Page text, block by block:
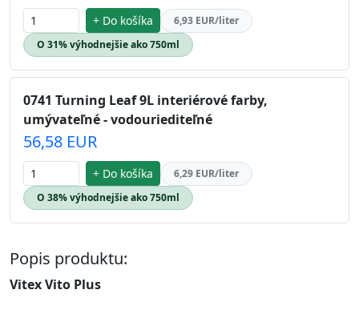
+ Do košíka
6,93 EUR/liter
O 31% výhodnejšie ako 750ml
0741 Turning Leaf 9L interiérové farby,
umývateľné - vodouriediteľné
56,58 EUR
+ Do košíka
6,29 EUR/liter
O 38% výhodnejšie ako 750ml
Popis produktu:
Vitex Vito Plus